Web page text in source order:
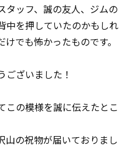
タッフ、誠の友人、ジムの
中を押していたのかもしれ
でも怖かったものです。
ざいました！
この模様を誠に伝えたとこ
の祝物が届いておりまし